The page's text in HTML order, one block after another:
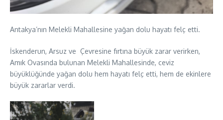
Antakya’nın Melekli Mahallesine yağan dolu hayatı felç etti.
İskenderun, Arsuz ve Çevresine fırtına büyük zarar verirken,
Amık Ovasında bulunan Melekli Mahallesinde, ceviz
büyüklüğünde yağan dolu hem hayatı felç etti, hem de ekinlere
büyük zararlar verdi.